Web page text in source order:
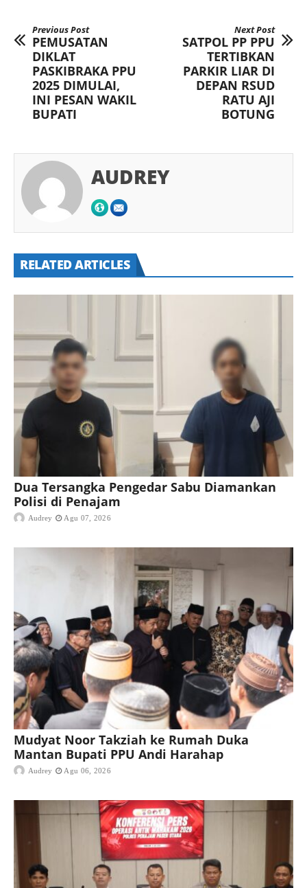
Previous Post
PEMUSATAN
DIKLAT
PASKIBRAKA PPU
2025 DIMULAI,
INI PESAN WAKIL
BUPATI
Next Post
SATPOL PP PPU
TERTIBKAN
PARKIR LIAR DI
DEPAN RSUD
RATU AJI
BOTUNG
AUDREY
RELATED ARTICLES
Dua Tersangka Pengedar Sabu Diamankan
Polisi di Penajam
Audrey Agu 07, 2026
Mudyat Noor Takziah ke Rumah Duka
Mantan Bupati PPU Andi Harahap
Audrey Agu 06, 2026